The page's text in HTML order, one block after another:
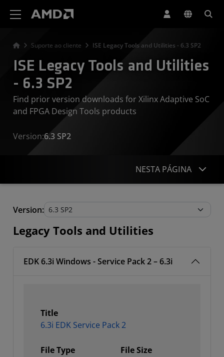
Suporte ao cliente ISE Legacy Tools and Utilities - 6.3 SP2
ISE Legacy Tools and Utilities
- 6.3 SP2
Find prior version downloads for Xilinx Adaptive SoC
and FPGA Design Tools products
Version:6.3 SP2
NESTA PÁGINA
Legacy Tools and Utilities
Version:
Legacy Tools and Utilities
EDK 6.3i Windows - Service Pack 2 – 6.3i
Title
6.3i EDK Service Pack 2
File Type
File Size